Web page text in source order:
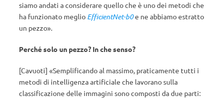
siamo andati a considerare quello che è uno dei metodi che
ha funzionato meglio EfficientNet-b0e ne abbiamo estratto
un pezzo».
Perché solo un pezzo? In che senso?
[Cavuoti] «Semplificando al massimo, praticamente tutti i
metodi di intelligenza artificiale che lavorano sulla
classificazione delle immagini sono composti da due parti: